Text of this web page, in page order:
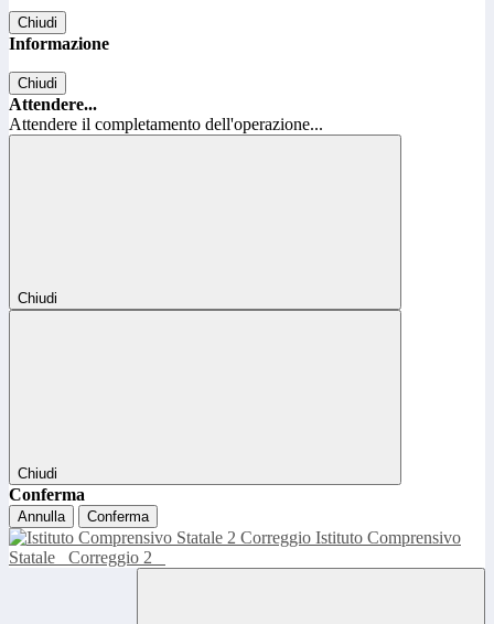
Chiudi
Informazione
Chiudi
Attendere...
Attendere il completamento dell'operazione...
Chiudi
Chiudi
Conferma
Annulla Conferma
Istituto Comprensivo
Statale
Correggio 2